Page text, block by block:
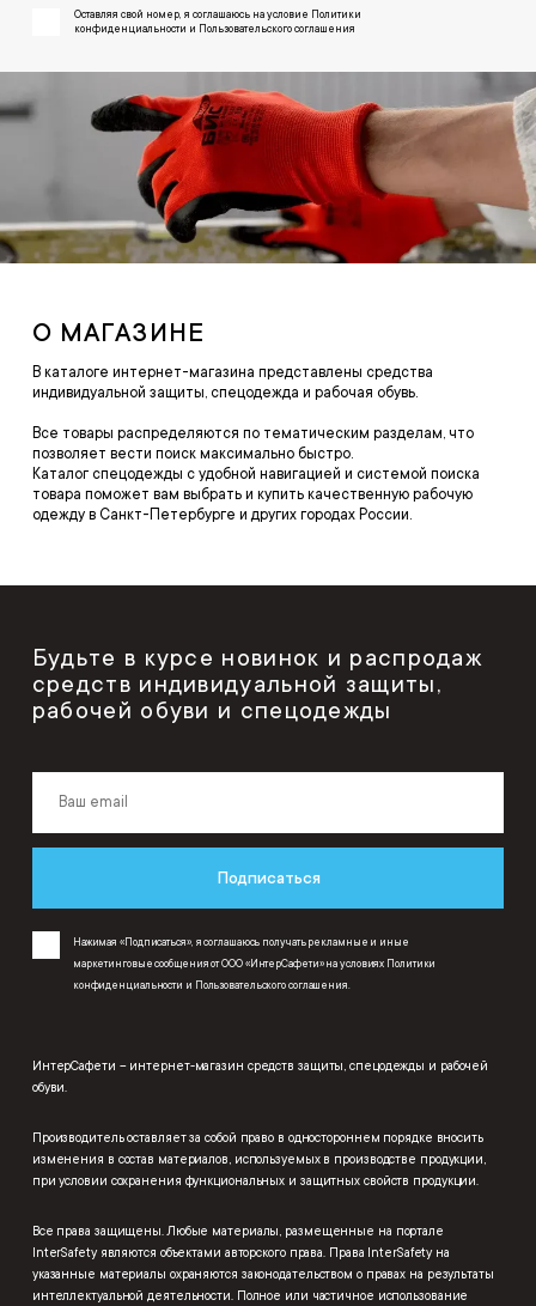
Оставляя свой номер, я соглашаюсь на условие Политики
конфиденциальности и Пользовательского соглашения
О МАГАЗИНЕ
В каталоге интернет-магазина представлены средства
индивидуальной защиты, спецодежда и рабочая обувь.
Все товары распределяются по тематическим разделам, что
позволяет вести поиск максимально быстро.
Каталог спецодежды с удобной навигацией и системой поиска
товара поможет вам выбрать и купить качественную рабочую
одежду в Санкт-Петербурге и других городах России.
Будьте в курсе новинок и распродаж
средств индивидуальной защиты,
рабочей обуви и спецодежды
Подписаться
Нажимая «Подписаться», я соглашаюсь получать рекламные и иные
маркетинговые сообщения от ООО «ИнтерСафети» на условиях Политики
конфиденциальности и Пользовательского соглашения.
ИнтерСафети – интернет-магазин средств защиты, спецодежды и рабочей
обуви.
Производитель оставляет за собой право в одностороннем порядке вносить
изменения в состав материалов, используемых в производстве продукции,
при условии сохранения функциональных и защитных свойств продукции.
Все права защищены. Любые материалы, размещенные на портале
InterSafety являются объектами авторского права. Права InterSafety на
указанные материалы охраняются законодательством о правах на результаты
интеллектуальной деятельности. Полное или частичное использование